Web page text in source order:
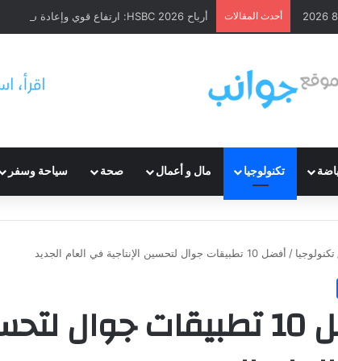
أحدث المقالات أرباح HSBC 2026: ارتفاع قوي وإعادة شراء أسهم
تكنولوجيا مال و أعمال صحة سياحة وسفر
تكنولوجيا / أفضل 10 تطبيقات جوال لتحسين الإنتاجية في العام الجديد
أفضل 10 تطبيقات جوال